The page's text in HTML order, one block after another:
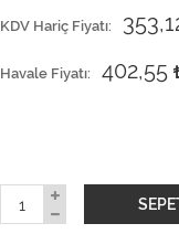
KDV Hariç Fiyatı
Havale Fiyatı 402,55